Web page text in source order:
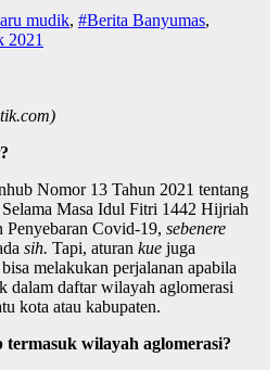
mudik, #Berita Banyumas,
2021
?
Nomor 13 Tahun 2021 tentang
Masa Idul Fitri 1442 Hijriah
Penyebaran Covid-19, sebenere
sih. Tapi, aturan kue juga
melakukan perjalanan apabila
dalam daftar wilayah aglomerasi
kota atau kabupaten.
wilayah aglomerasi?